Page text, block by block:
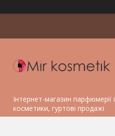
Інтернет-магазин парфюмерії і
косметики, гуртові продажі